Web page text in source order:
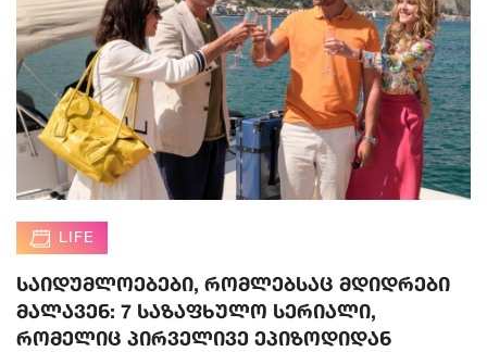
LIFE
საიდუმლოებები, რომლებსაც მდიდრები
მალავენ: 7 საზაფხულო სერიალი,
რომელიც პირველივე ეპიზოდიდან